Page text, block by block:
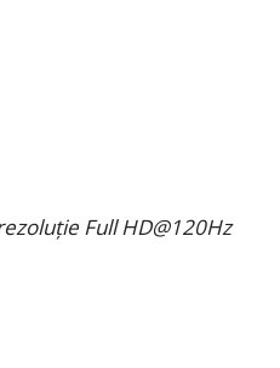
Full HD@120Hz